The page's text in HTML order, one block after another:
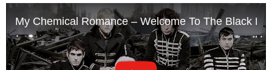
My Chemical Romance – Welcome To The Black